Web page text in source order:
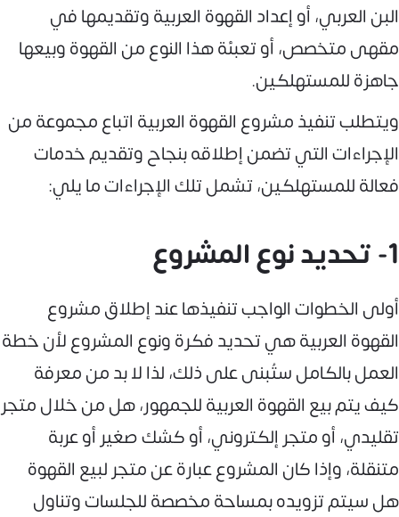
البن العربي، أو إعداد القهوة العربية وتقديمها في
مقهى متخصص، أو تعبئة هذا النوع من القهوة وبيعها
جاهزة للمستهلكين.
ويتطلب تنفيذ مشروع القهوة العربية اتباع مجموعة من
الإجراءات التي تضمن إطلاقه بنجاح وتقديم خدمات
فعالة للمستهلكين، تشمل تلك الإجراءات ما يلي:
1- تحديد نوع المشروع
أولى الخطوات الواجب تنفيذها عند إطلاق مشروع
القهوة العربية هي تحديد فكرة ونوع المشروع لأن خطة
العمل بالكامل ستُبنى على ذلك، لذا لا بد من معرفة
كيف يتم بيع القهوة العربية للجمهور، هل من خلال متجر
تقليدي، أو متجر إلكتروني، أو كشك صغير أو عربة
متنقلة، وإذا كان المشروع عبارة عن متجر لبيع القهوة
هل سيتم تزويده بمساحة مخصصة للجلسات وتناول